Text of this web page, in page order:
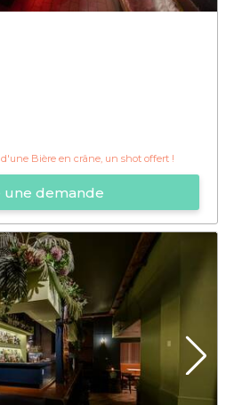
Bière en crâne, un shot offert !
une demande